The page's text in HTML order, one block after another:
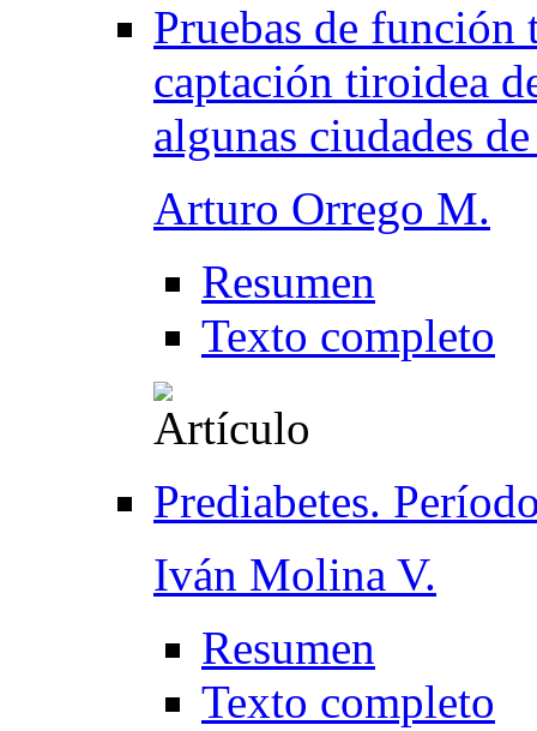
Pruebas de
captación tiroidea
algunas ciudades
Arturo Orrego M.
Resumen
Texto completo
Prediabetes.
Iván Molina V.
Resumen
Texto completo